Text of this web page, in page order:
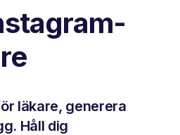
läkare, generera
Håll dig